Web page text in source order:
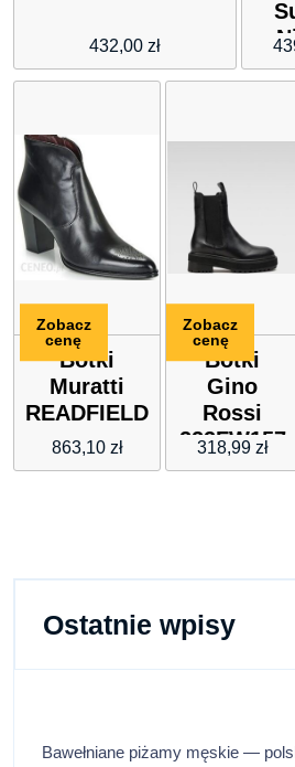
432,00 zł
Botki
Muratti
READFIELD
863,10 zł
Zobacz
cenę
Botki
Gino
Rossi
222FW157
318,99 zł
Zobacz
cenę
Ostatnie wpisy
Bawełniane piżamy męskie —